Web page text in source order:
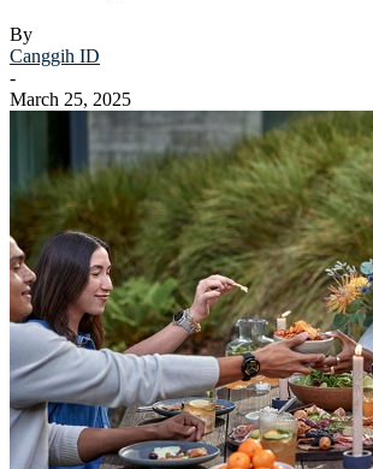
By
Canggih ID
-
March 25, 2025